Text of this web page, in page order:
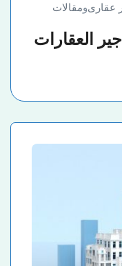
عقارىومقالات
العقارات